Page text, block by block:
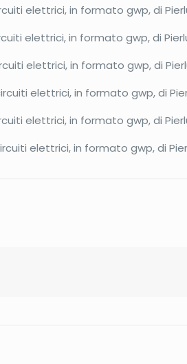
elettrici, in formato gwp, di
elettrici, in formato gwp, di
elettrici, in formato gwp, di
elettrici, in formato gwp, di
elettrici, in formato gwp, di
elettrici, in formato gwp, di